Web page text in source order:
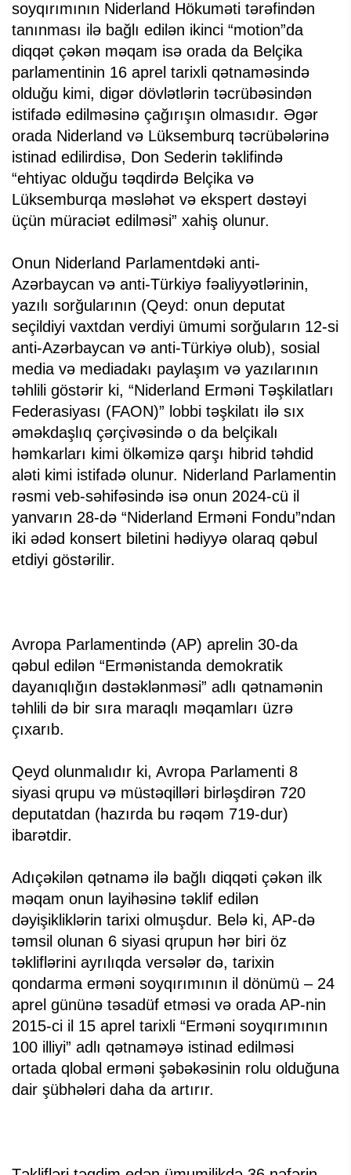
soyqırımının Niderland Hökuməti tərəfindən
tanınması ilə bağlı edilən ikinci “motion”da
diqqət çəkən məqam isə orada da Belçika
parlamentinin 16 aprel tarixli qətnaməsində
olduğu kimi, digər dövlətlərin təcrübəsindən
istifadə edilməsinə çağırışın olmasıdır. Əgər
orada Niderland və Lüksemburq təcrübələrinə
istinad edilirdisə, Don Sederin təklifində
“ehtiyac olduğu təqdirdə Belçika və
Lüksemburqa məsləhət və ekspert dəstəyi
üçün müraciət edilməsi” xahiş olunur.
Onun Niderland Parlamentdəki anti-
Azərbaycan və anti-Türkiyə fəaliyyətlərinin,
yazılı sorğularının (Qeyd: onun deputat
seçildiyi vaxtdan verdiyi ümumi sorğuların 12-si
anti-Azərbaycan və anti-Türkiyə olub), sosial
media və mediadakı paylaşım və yazılarının
təhlili göstərir ki, “Niderland Erməni Təşkilatları
Federasiyası (FAON)” lobbi təşkilatı ilə sıx
əməkdaşlıq çərçivəsində o da belçikalı
həmkarları kimi ölkəmizə qarşı hibrid təhdid
aləti kimi istifadə olunur. Niderland Parlamentin
rəsmi veb-səhifəsində isə onun 2024-cü il
yanvarın 28-də “Niderland Erməni Fondu”ndan
iki ədəd konsert biletini hədiyyə olaraq qəbul
etdiyi göstərilir.
Avropa Parlamentində (AP) aprelin 30-da
qəbul edilən “Ermənistanda demokratik
dayanıqlığın dəstəklənməsi” adlı qətnamənin
təhlili də bir sıra maraqlı məqamları üzrə
çıxarıb.
Qeyd olunmalıdır ki, Avropa Parlamenti 8
siyasi qrupu və müstəqilləri birləşdirən 720
deputatdan (hazırda bu rəqəm 719-dur)
ibarətdir.
Adıçəkilən qətnamə ilə bağlı diqqəti çəkən ilk
məqam onun layihəsinə təklif edilən
dəyişikliklərin tarixi olmuşdur. Belə ki, AP-də
təmsil olunan 6 siyasi qrupun hər biri öz
təkliflərini ayrılıqda versələr də, tarixin
qondarma erməni soyqırımının il dönümü – 24
aprel gününə təsadüf etməsi və orada AP-nin
2015-ci il 15 aprel tarixli “Erməni soyqırımının
100 illiyi” adlı qətnaməyə istinad edilməsi
ortada qlobal erməni şəbəkəsinin rolu olduğuna
dair şübhələri daha da artırır.